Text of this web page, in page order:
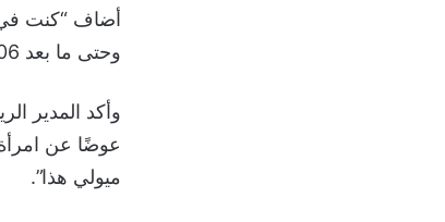
وحتى ما بعد 2006، قبل أن نقرر الانفصال وأتوقف عن مواعدة النساء نهائيًا”.
وأكد المدير
عوضًا عن
ميولي هذا”.